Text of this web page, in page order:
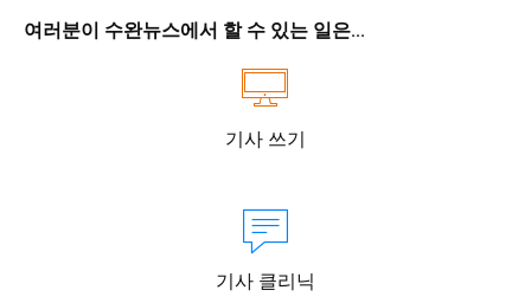
여러분이 수완뉴스에서 할 수 있는 일은...
기사 쓰기
기사 클리닉